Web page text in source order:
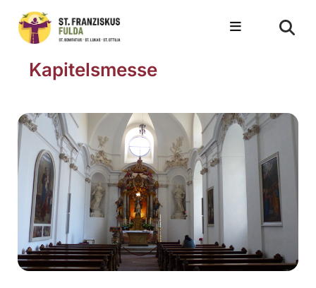
Kapitelsmesse